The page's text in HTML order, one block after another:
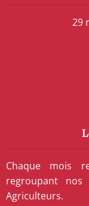
29
Chaque mois
regroupant nos
Agriculteurs.